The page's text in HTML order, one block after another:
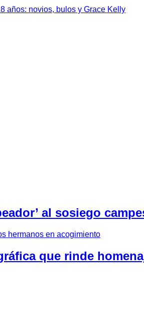
años: novios, bulos y Grace Kelly
al sosiego
que rinde